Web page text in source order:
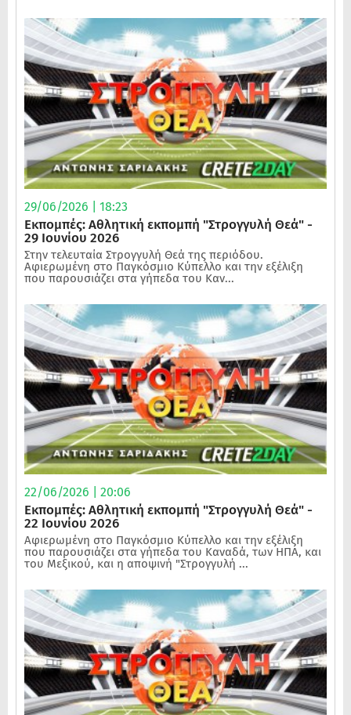
29/06/2026 | 18:23
Εκπομπές: Αθλητική εκπομπή "Στρογγυλή Θεά" -
29 Ιουνίου 2026
Στην τελευταία Στρογγυλή Θεά της περιόδου.
Αφιερωμένη στο Παγκόσμιο Κύπελλο και την εξέλιξη
που παρουσιάζει στα γήπεδα του Καν...
22/06/2026 | 20:06
Εκπομπές: Αθλητική εκπομπή "Στρογγυλή Θεά" -
22 Ιουνίου 2026
Αφιερωμένη στο Παγκόσμιο Κύπελλο και την εξέλιξη
που παρουσιάζει στα γήπεδα του Καναδά, των ΗΠΑ, και
του Μεξικού, και η αποψινή "Στρογγυλή ...